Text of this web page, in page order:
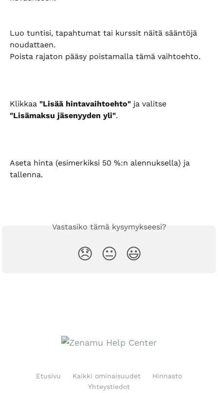
Luo tuntisi, tapahtumat tai kurssit näitä sääntöjä
noudattaen.
Poista rajaton pääsy poistamalla tämä vaihtoehto.
Klikkaa "Lisää hintavaihtoehto" ja valitse
"Lisämaksu jäsenyyden yli".
Aseta hinta (esimerkiksi 50 %:n alennuksella) ja
tallenna.
Vastasiko tämä kysymykseesi?
😞 😐 😃
Etusivu Kaikki ominaisuudet
Hinnasto
Yhteystiedot